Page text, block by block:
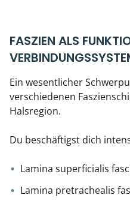
FASZIEN ALS
Ein wesentlicher
verschiedenen
Halsregion.
Du beschäftigst dich
Lamina superficialis
Lamina pretrachealis